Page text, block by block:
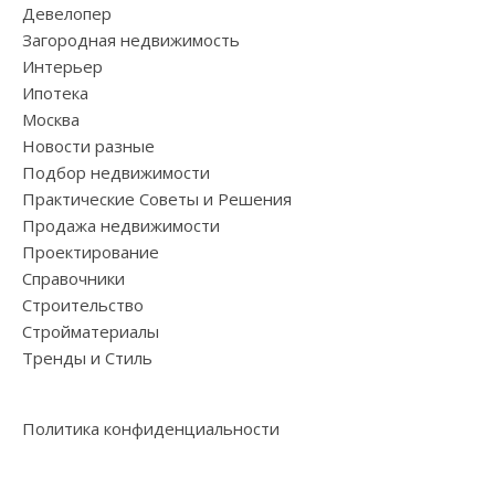
Девелопер
Загородная недвижимость
Интерьер
Ипотека
Москва
Новости разные
Подбор недвижимости
Практические Советы и Решения
Продажа недвижимости
Проектирование
Справочники
Строительство
Стройматериалы
Тренды и Стиль
Политика конфиденциальности